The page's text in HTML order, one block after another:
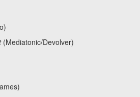
(Mediatonic/Devolver)